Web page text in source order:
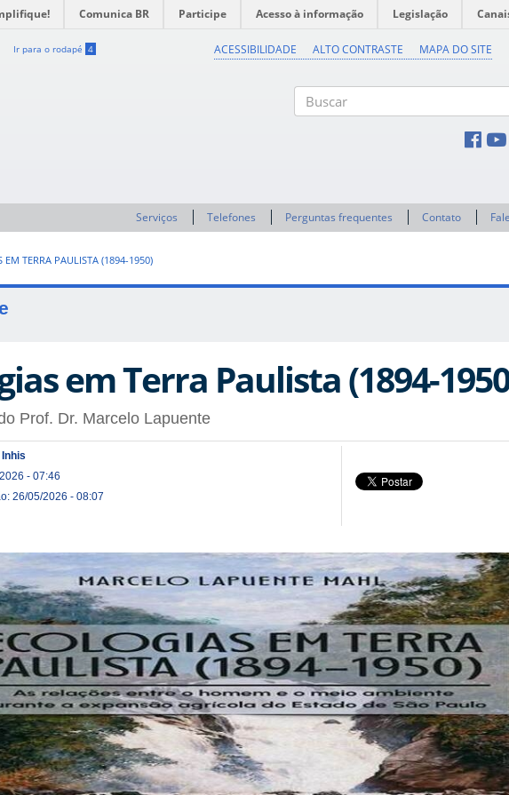
Comunica BR Participe Acesso à informação Legislação
Ir para o rodapé 4 ACESSIBILIDADE ALTO CONTRASTE MAPA DO SITE
Serviços Telefones Perguntas frequentes Contato
EM TERRA PAULISTA (1894-1950)
em Terra Paulista (1894-
Prof. Dr. Marcelo Lapuente
- 07:46
26/05/2026 - 08:07